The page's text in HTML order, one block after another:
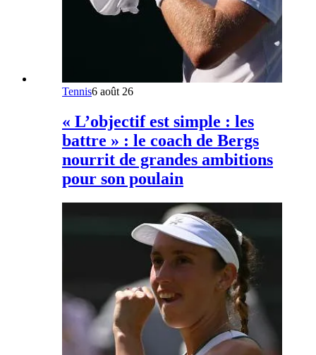
Tennis6 août 26
« L’objectif est simple : les
battre » : le coach de Bergs
nourrit de grandes ambitions
pour son poulain